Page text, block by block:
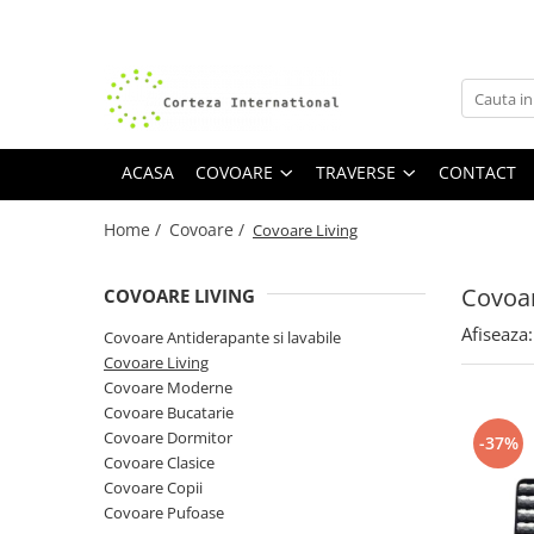
Covoare Moderne
Covoare Antiderapante si lavabile
Covoare Living
Covoare Bucatarie
Covoare Copii
Covoare Pufoase
Traverse antiderapante
Traverse covoare
ACASA COVOARE TRAVERSE CONTACT
Home / Covoare / Covoare Living
COVOARE LIVING
Covoare Antiderapante si lavabile
Covoare Living
Covoare Moderne
Covoare Bucatarie
Covoare Dormitor
Covoare Clasice
Covoare Copii
Covoare Pufoase
Afiseaza:
-37%